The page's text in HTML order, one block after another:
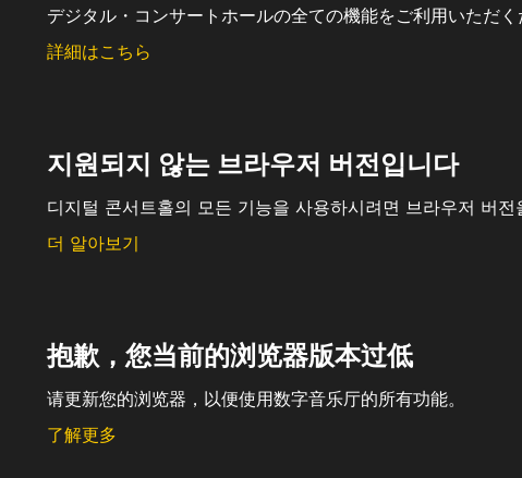
デジタル・コンサートホールの全ての機能をご利用いただ
詳細はこちら
지원되지 않는 브라우저 버전입니다
디지털 콘서트홀의 모든 기능을 사용하시려면 브라우저 버
더 알아보기
抱歉，您当前的浏览器版本过低
请更新您的浏览器，以便使用数字音乐厅的所有功能。
了解更多